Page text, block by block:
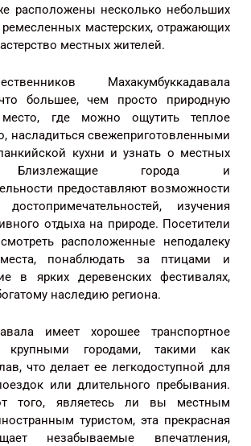
расположены несколько небольших
мастерских, отражающих
местных жителей.
Махакумбуккадавала
большее, чем просто природную
где можно ощутить теплое
насладиться свежеприготовленными
кухни и узнать о местных
Близлежащие города и
предоставляют возможности
изучения
отдыха на природе. Посетители
расположенные неподалеку
понаблюдать за птицами и
в ярких деревенских фестивалях,
наследию региона.
имеет хорошее транспортное
городами, такими как
что делает ее легкодоступной для
или длительного пребывания.
того, являетесь ли вы местным
туристом, эта прекрасная
незабываемые впечатления,